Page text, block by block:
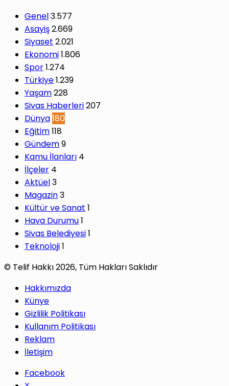
Genel3.577
Asayiş2.669
Siyaset 2.021
Ekonomi1.806
Spor1.274
Türkiye1.239
Yaşam228
Sivas Haberleri207
Dünya180
Eğitim118
Gündem9
Kamu İlanları 4
İlçeler 4
Aktüel3
Magazin3
Kültür ve Sanat 1
Hava Durumu1
Sivas Belediyesi1
Teknoloji1
© Telif Hakkı 2026, Tüm Hakları Saklıdır
Hakkımızda
Künye
Gizlilik Politikası
Kullanım Politikası
Reklam
İletişim
Facebook